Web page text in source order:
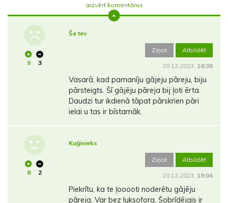
aizvērt komentārus
9 3
Še tev
Ziņot Atbildēt
20.12.2023. 18:36
Vasarā, kad pamanīju gājeju pāreju, biju
pārsteigts. Šī gājēju pāreja bij ļoti ērta.
Daudzi tur ikdienā tāpat pārskrien pāri
ielai u tas ir bīstamāk.
8 2
Kuģinieks
Ziņot Atbildēt
20.12.2023. 19:04
Piekrītu, ka te ļooooti noderētu gājēju
pāreja. Var bez luksofora. Šobrīdējais ir